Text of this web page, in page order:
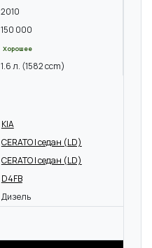
2010
150 000
Хорошее
1.6 л. (1582 ccm)
KIA
CERATO I седан (LD)
CERATO I седан (LD)
D4FB
Дизель